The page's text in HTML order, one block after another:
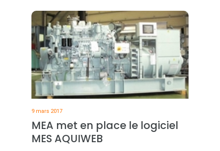
9 mars 2017
MEA met en place le logiciel
MES AQUIWEB